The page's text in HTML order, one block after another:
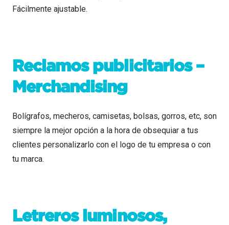
Fácilmente ajustable.
Reclamos publicitarios –
Merchandising
Bolígrafos, mecheros, camisetas, bolsas, gorros, etc, son
siempre la mejor opción a la hora de obsequiar a tus
clientes personalizarlo con el logo de tu empresa o con
tu marca.
Letreros luminosos,